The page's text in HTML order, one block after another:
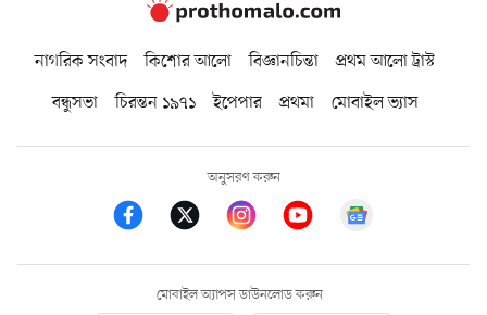
নাগরিক সংবাদ কিশোর আলো বিজ্ঞানচিন্তা
প্রথম আলো ট্রাস্ট
বন্ধুসভা
চিরন্তন ১৯৭১ ইপেপার প্রথমা মোবাইল ভ্যাস
অনুসরণ করুন
মোবাইল অ্যাপস ডাউনলোড করুন